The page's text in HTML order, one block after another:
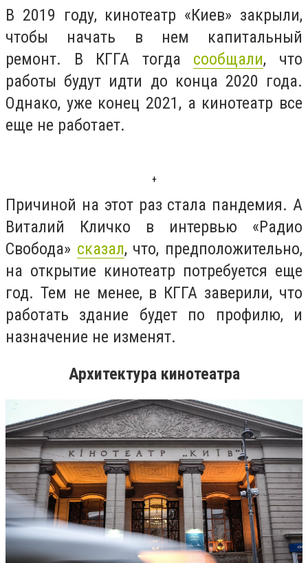
В 2019 году, кинотеатр «Киев» закрыли,
чтобы начать в нем капитальный
ремонт. В КГГА тогда сообщали, что
работы будут идти до конца 2020 года.
Однако, уже конец 2021, а кинотеатр все
еще не работает.
+
Причиной на этот раз стала пандемия. А
Виталий Кличко в интервью «Радио
Свобода» сказал, что, предположительно,
на открытие кинотеатр потребуется еще
год. Тем не менее, в КГГА заверили, что
работать здание будет по профилю, и
назначение не изменят.
Архитектура кинотеатра